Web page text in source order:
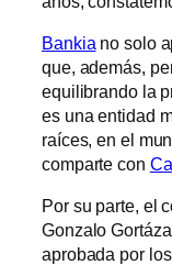
Bankia no solo
que, además,
equilibrando la
es una entidad
raíces, en el
comparte con
Por su parte, el
Gonzalo
aprobada por